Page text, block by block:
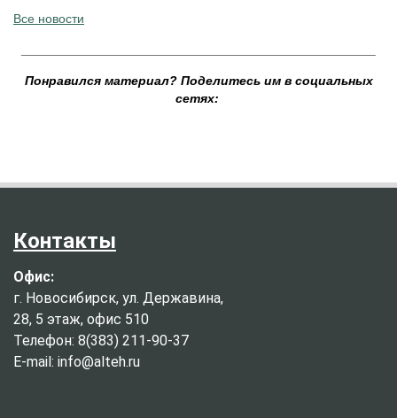
Все новости
Понравился материал? Поделитесь им в социальных
сетях:
Контакты
Офис:
г. Новосибирск, ул. Державина,
28, 5 этаж, офис 510
Телефон: 8(383) 211-90-37
E-mail: info@alteh.ru